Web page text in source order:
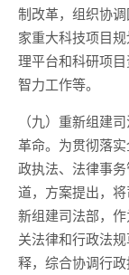
制改革，组织协
家重大科技项目
理平台和科研项
智力工作等。
（九）重新组建
革命。为贯彻落
政执法、法律事
道，方案提出，
新组建司法部，
关法律和行政法
释，综合协调行